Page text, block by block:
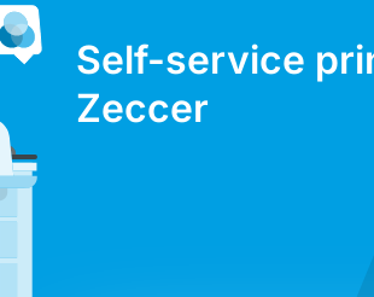
Self-service
Zeccer